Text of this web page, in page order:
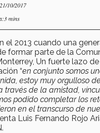
10/2017
mins
el 2013 cuando una
formar parte de la
Un fuerte lazo
“en conjunto somos
estoy muy orgulloso
través de la amistad,
podido completar los
en el transcurso de
Luis Fernando Rojo